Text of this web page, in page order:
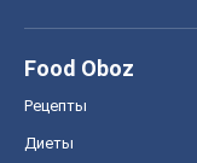
Food Oboz
Рецепты
Диеты